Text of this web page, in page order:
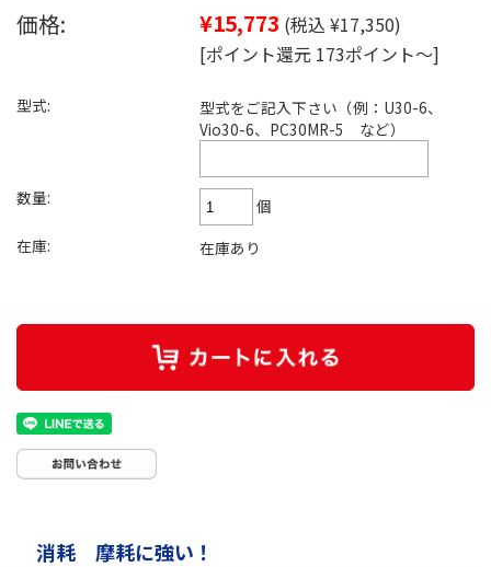
価格: ¥15,773 (税込 ¥17,350)
[ポイント還元 173ポイント～]
型式:
型式をご記入下さい（例：U30-6、
Vio30-6、PC30MR-5 など）
数量:
個
在庫:
在庫あり
消耗 摩耗に強い！